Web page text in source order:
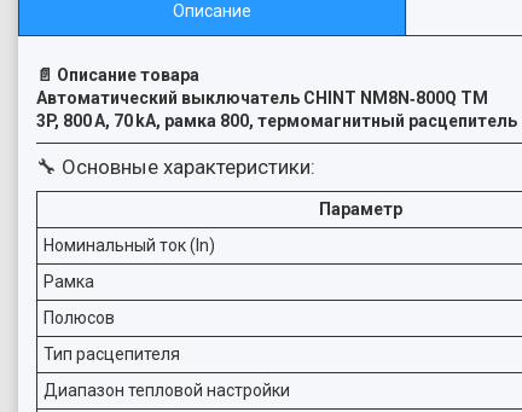
Описание
📄 Описание товара
Автоматический выключатель CHINT NM8N‑800Q TM
3P, 800 A, 70 kA, рамка 800, термомагнитный расцепитель
🔧 Основные характеристики:
Параметр
Номинальный ток (In)
Рамка
Полюсов
Тип расцепителя
Диапазон тепловой настройки